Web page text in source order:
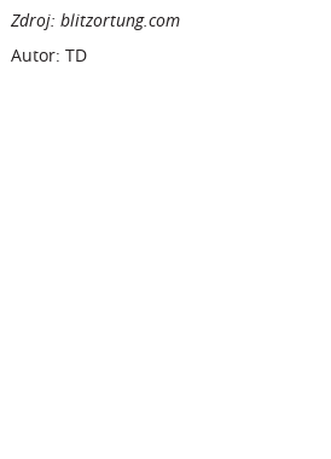
Zdroj: blitzortung.com
Autor: TD